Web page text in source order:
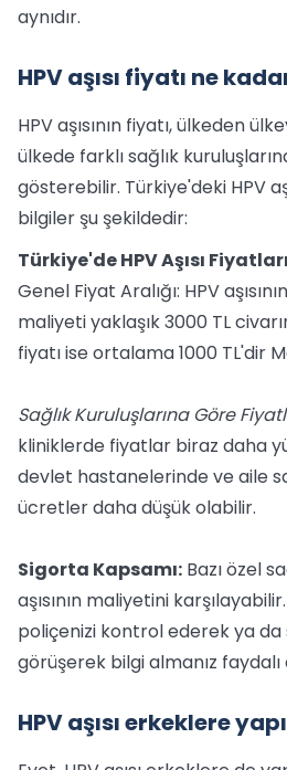
aynıdır.
HPV aşısı fiyatı ne
HPV aşısının fiyatı, ülkeden
ülkede farklı sağlık
gösterebilir. Türkiye'deki HPV
bilgiler şu şekildedir:
Türkiye'de HPV Aşısı
Genel Fiyat Aralığı: HPV
maliyeti yaklaşık 3000 TL
fiyatı ise ortalama 1000 TL'dir​
Sağlık Kuruluşlarına Göre
kliniklerde fiyatlar biraz daha
devlet hastanelerinde ve aile
ücretler daha düşük olabilir.
Sigorta Kapsamı: Bazı özel
aşısının maliyetini
poliçenizi kontrol ederek ya
görüşerek bilgi almanız faydalı
HPV aşısı erkeklere